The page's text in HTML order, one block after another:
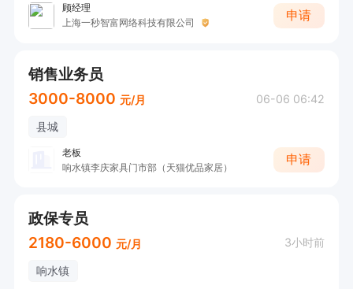
顾经理
上海一秒智富网络科技有限公司
申请
销售业务员
3000-8000 元/月 06-06 06:42
县城
老板
响水镇李庆家具门市部（天猫优品家居）
申请
政保专员
2180-6000 元/月 3小时前
响水镇